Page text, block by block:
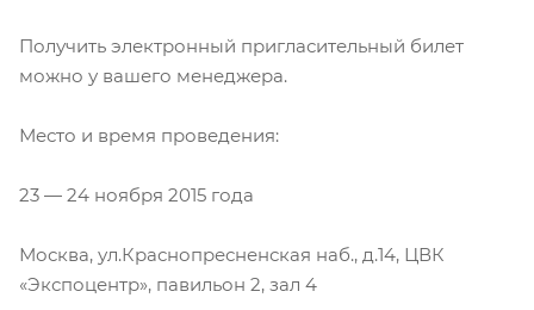
Получить электронный пригласительный билет
можно у вашего менеджера.
Место и время проведения:
23 — 24 ноября 2015 года
Москва, ул.Краснопресненская наб., д.14, ЦВК
«Экспоцентр», павильон 2, зал 4